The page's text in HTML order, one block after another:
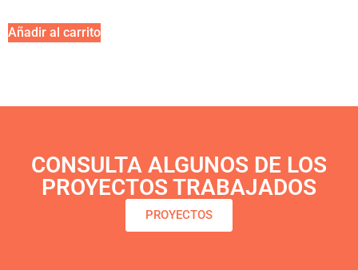
Añadir al carrito
CONSULTA ALGUNOS DE LOS
PROYECTOS TRABAJADOS
PROYECTOS